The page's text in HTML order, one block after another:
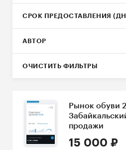
СРОК ПРЕДОСТАВЛЕНИЯ
АВТОР
ОЧИСТИТЬ ФИЛЬТРЫ
Рынок обуви
продажи
15 000 ₽